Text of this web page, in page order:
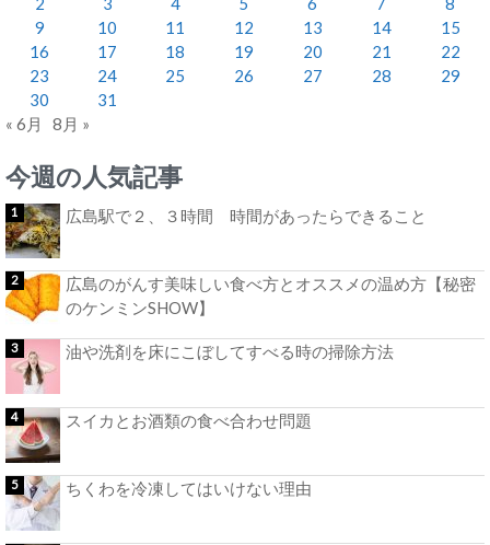
9
10 11 12 13 14
15
16
17 18 19 20 21
22
23
24 25 26 27 28
29
30
31
« 6月
8月 »
今週の人気記事
広島駅で２、３時間 時間があったらできること
広島のがんす美味しい食べ方とオススメの温め方【秘密
のケンミンSHOW】
油や洗剤を床にこぼしてすべる時の掃除方法
スイカとお酒類の食べ合わせ問題
ちくわを冷凍してはいけない理由